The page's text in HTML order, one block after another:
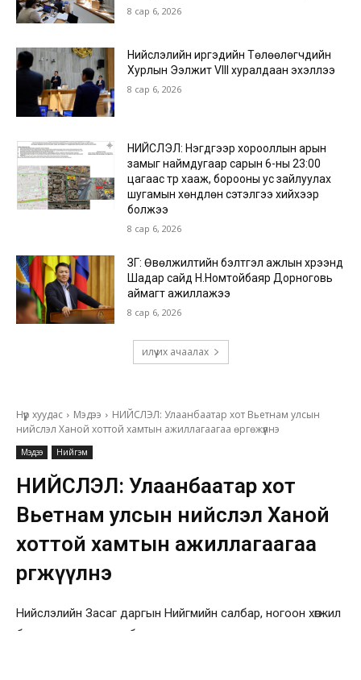
8 сар 6, 2026
Нийслэлийн иргэдийн Төлөөлөгчдийн
Хурлын Ээлжит VIII хуралдаан эхэллээ
8 сар 6, 2026
НИЙСЛЭЛ: Нэгдүгээр хорооллын арын
замыг наймдугаар сарын 6-ны 23:00
цагаас түр хааж, борооны ус зайлуулах
шугамын хөндлөн сэтэлгээ хийхээр
болжээ
8 сар 6, 2026
ЗГ: Өвөлжилтийн бэлтгэл ажлын хүрээнд
Шадар сайд Н.Номтойбаяр Дорноговь
аймагт ажиллажээ
8 сар 6, 2026
илүү их ачаалах